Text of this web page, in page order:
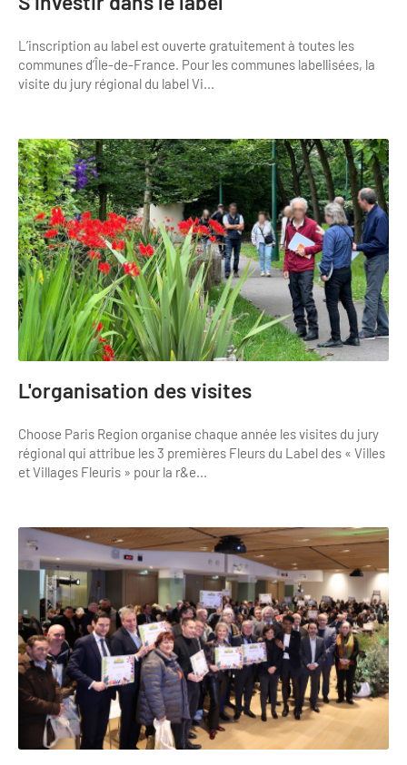
Le Label Villes et Villages Fleuris
S'investir dans le label
L'organisation des visites
Remise des Prix
Inscription à la newsletter
Institutionnels du tourisme
Grands Evènements
L’inscription au label est ouverte gratuitement à toutes les
communes d’Île-de-France. Pour les communes labellisées, la
visite du jury régional du label Vi...
L'organisation des visites
Choose Paris Region organise chaque année les visites du jury
régional qui attribue les 3 premières Fleurs du Label des « Villes
et Villages Fleuris » pour la r&e...